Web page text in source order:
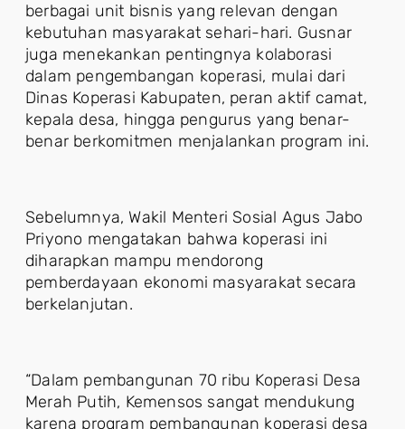
berbagai unit bisnis yang relevan dengan
kebutuhan masyarakat sehari-hari. Gusnar
juga menekankan pentingnya kolaborasi
dalam pengembangan koperasi, mulai dari
Dinas Koperasi Kabupaten, peran aktif camat,
kepala desa, hingga pengurus yang benar-
benar berkomitmen menjalankan program ini.
Sebelumnya, Wakil Menteri Sosial Agus Jabo
Priyono mengatakan bahwa koperasi ini
diharapkan mampu mendorong
pemberdayaan ekonomi masyarakat secara
berkelanjutan.
“Dalam pembangunan 70 ribu Koperasi Desa
Merah Putih, Kemensos sangat mendukung
karena program pembangunan koperasi desa